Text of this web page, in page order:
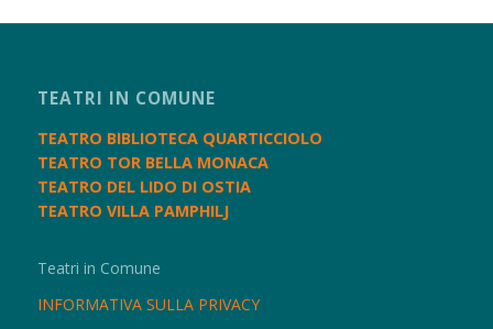
TEATRI IN COMUNE
TEATRO BIBLIOTECA QUARTICCIOLO
TEATRO TOR BELLA MONACA
TEATRO DEL LIDO DI OSTIA
TEATRO VILLA PAMPHILJ
Teatri in Comune
INFORMATIVA SULLA PRIVACY